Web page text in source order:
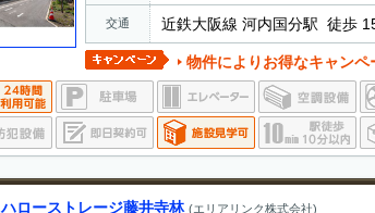
交通 近鉄大阪線 河内国分駅 徒歩
物件によりお得なキャンペ
ハローストレージ藤井寺林 (エリアリンク株式会社)